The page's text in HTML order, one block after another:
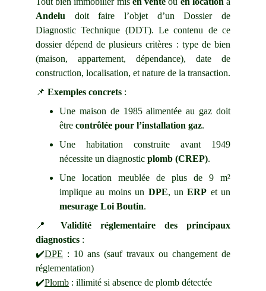
Andelu doit faire l’objet d’unDossier de
Diagnostic Technique (DDT). Le contenu de ce
dossier dépend de plusieurs critères : type de bien
(maison, appartement, dépendance), date de
construction, localisation, et nature de la transaction.
📌 Exemples concrets :
Une maison de 1985 alimentée au gaz doit
être contrôlée pour l’installation gaz.
Une habitation construite avant 1949
nécessite un diagnostic plomb (CREP).
Une location meublée de plus de 9 m²
implique au moins un DPE, unERP et un
mesurage Loi Boutin.
📍 Validité réglementaire des principaux
diagnostics :
✔️DPE : 10 ans (sauf travaux ou changement de
réglementation)
✔️Plomb : illimité si absence de plomb détectée